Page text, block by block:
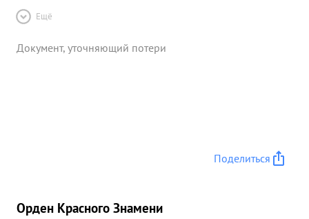
Ещё
Документ, уточняющий потери
Поделиться
Орден Красного Знамени